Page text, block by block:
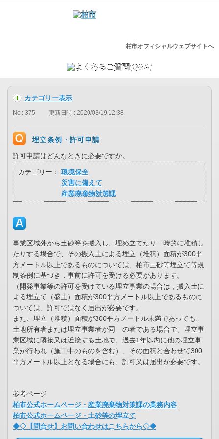
柏市オフィシャルウェブサイトへ
カテゴリー表示
No : 375 更新日時 : 2020/03/19 12:38
埋立条例・許可申請
許可申請はどんなときに必要ですか。
カテゴリー：
環境保全
災害に備えて
産業廃棄物対策課
事業区域外から土砂等を搬入し、埋め立てたり一時的に堆積し
たりする場合で、その搬入土による埋立（堆積）面積が300平
方メートル以上であるものについては、柏市土砂等埋立て等規
制条例に基づき，事前に許可を受ける必要があります。
（開発事業等の許可を受けている埋立事業の場合は，搬入土に
よる埋立て（盛土）面積が300平方メートル以上であるものに
ついては、許可ではなく届出が必要です。
また、埋立（堆積）面積が300平方メートル未満であっても、
土地所有者または埋立事業者が同一の者である場合で、埋立事
業区域に隣接又は近接する土地で、過去1年以内に他の埋立事
業が行われ（施工中のものを含む）、その面積と合わせて300
平方メートル以上となる場合にも、許可又は届出が必要です。
参考ページ
柏市公式ホームページ・産業廃棄物対策課の業務内容
柏市公式ホームページ・土砂等の埋立て
◆◇【問合せ】お問い合わせはこちらから◇◆